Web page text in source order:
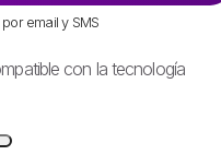
email y SMS
con la tecnología